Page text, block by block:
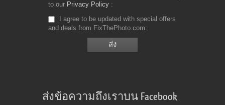
to our Privacy Policy
I agree to be updated with special offers
and deals from FixThePhoto.com
ส่งข้อความถึงเราบน Facebook